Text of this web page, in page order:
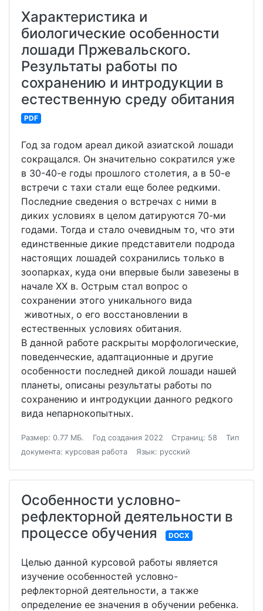
Характеристика и
биологические особенности
лошади Пржевальского.
Результаты работы по
сохранению и интродукции в
естественную среду обитания
PDF
Год за годом ареал дикой азиатской лошади
сокращался. Он значительно сократился уже
в 30-40-е годы прошлого столетия, а в 50-е
встречи с тахи стали еще более редкими.
Последние сведения о встречах с ними в
диких условиях в целом датируются 70-ми
годами. Тогда и стало очевидным то, что эти
единственные дикие представители подрода
настоящих лошадей сохранились только в
зоопарках, куда они впервые были завезены в
начале XX в. Острым стал вопрос о
сохранении этого уникального вида
животных, о его восстановлении в
естественных условиях обитания.
В данной работе раскрыты морфологические,
поведенческие, адаптационные и другие
особенности последней дикой лошади нашей
планеты, описаны результаты работы по
сохранению и интродукции данного редкого
вида непарнокопытных.
Размер: 0.77 МБ. Год создания 2022 Страниц: 58
Тип
документа: курсовая работа
Язык: русский
Особенности условно-
рефлекторной деятельности в
процессе обучения
DOCX
Целью данной курсовой работы является
изучение особенностей условно-
рефлекторной деятельности, а также
определение ее значения в обучении ребенка.